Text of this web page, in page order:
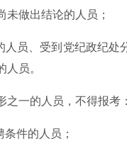
未做出结论的人员；
人员、受到党纪政纪处
人员。
之一的人员，不得报考：
件的人员；